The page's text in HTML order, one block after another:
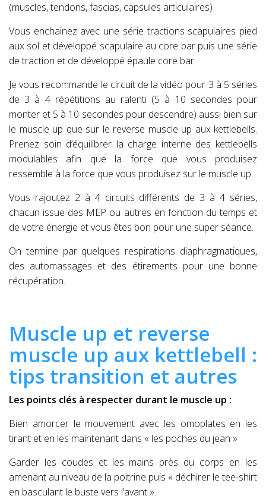
(muscles, tendons, fascias, capsules articulaires)
Vous enchainez avec une série tractions scapulaires pied
aux sol et développé scapulaire au core bar puis une série
de traction et de développé épaule core bar
Je vous recommande le circuit de la vidéo pour 3 à 5 séries
de 3 à 4 répétitions au ralenti (5 à 10 secondes pour
monter et 5 à 10 secondes pour descendre) aussi bien sur
le muscle up que sur le reverse muscle up aux kettlebells.
Prenez soin d’équilibrer la charge interne des kettlebells
modulables afin que la force que vous produisez
ressemble à la force que vous produisez sur le muscle up.
Vous rajoutez 2 à 4 circuits différents de 3 à 4 séries,
chacun issue des MEP ou autres en fonction du temps et
de votre énergie et vous êtes bon pour une super séance.
On termine par quelques respirations diaphragmatiques,
des automassages et des étirements pour une bonne
récupération.
Muscle up et reverse
muscle up aux kettlebell :
tips transition et autres
Les points clés à respecter durant le muscle up :
Bien amorcer le mouvement avec les omoplates en les
tirant et en les maintenant dans « les poches du jean »
Garder les coudes et les mains près du corps en les
amenant au niveau de la poitrine puis « déchirer le tee-shirt
en basculant le buste vers l’avant ».